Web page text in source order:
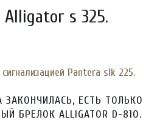
s 325.
Pantera slk 225.
ЕСТЬ ТОЛЬКО
БРЕЛОК ALLIGATOR D-810.